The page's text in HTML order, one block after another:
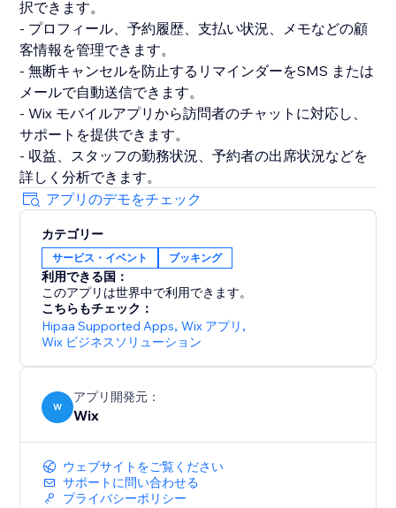
択できます。
- プロフィール、予約履歴、支払い状況、メモなどの顧
客情報を管理できます。
- 無断キャンセルを防止するリマインダーをSMS または
メールで自動送信できます。
- Wix モバイルアプリから訪問者のチャットに対応し、
サポートを提供できます。
- 収益、スタッフの勤務状況、予約者の出席状況などを
詳しく分析できます。
アプリのデモをチェック
カテゴリー
サービス・イベント ブッキング
利用できる国：
このアプリは世界中で利用できます。
こちらもチェック：
Hipaa Supported Apps,Wix アプリ ,
Wix ビジネスソリューション
W
アプリ開発元：
Wix
ウェブサイトをご覧ください
サポートに問い合わせる
プライバシーポリシー